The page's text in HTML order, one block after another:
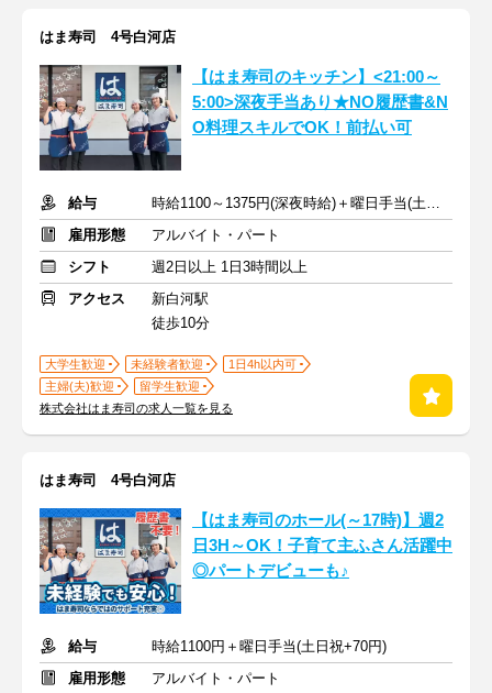
はま寿司 4号白河店
【はま寿司のキッチン】<21:00～
5:00>深夜手当あり★NO履歴書&N
O料理スキルでOK！前払い可
給与
時給1100～1375円(深夜時給)＋曜日手当(土日祝+70円)
雇用形態
アルバイト・パート
シフト
週2日以上 1日3時間以上
アクセス
新白河駅
徒歩10分
大学生歓迎 未経験者歓迎
1日4h以内可
主婦(夫)歓迎
留学生歓迎
株式会社はま寿司の求人一覧を見る
はま寿司 4号白河店
【はま寿司のホール(～17時)】週2
日3H～OK！子育て主ふさん活躍中
◎パートデビューも♪
給与
時給1100円＋曜日手当(土日祝+70円)
雇用形態
アルバイト・パート